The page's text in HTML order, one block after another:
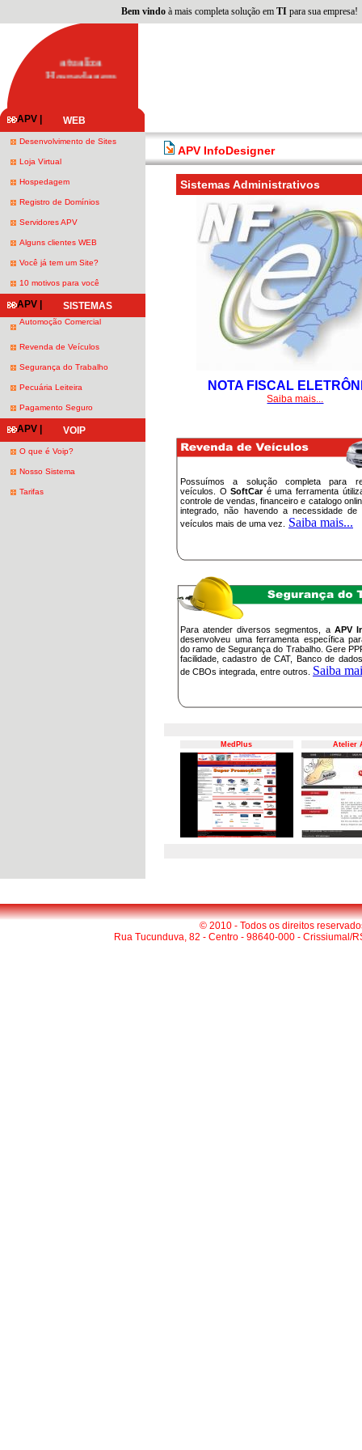
Bem vindo à mais completa solução em TI para sua empresa!
Seu site atualizado
Voc� mesmo
atualiza
Hospedagem
NO BRASIL
APV | WEB
Desenvolvimento de Sites
Loja Virtual
Hospedagem
Registro de Domínios
Servidores APV
Alguns clientes WEB
Você já tem um Site?
10 motivos para você
APV | SISTEMAS
Automoção Comercial
Revenda de Veículos
Segurança do Trabalho
Pecuária Leiteira
Pagamento Seguro
APV | VOIP
O que é Voip?
Nosso Sistema
Tarifas
APV InfoDesigner
Sistemas Administrativos
NOTA FISCAL
Saiba mais...
Possuímos a solução completa para
veículos. OSoftCaré uma ferramenta
controle de vendas, financeiro e catalogo
integrado, não havendo a necessidade
veículos mais de uma vez.
Saiba mais...
Para atender diversos segmentos, a APV
desenvolveu uma ferramenta específica
do ramo de Segurança do Trabalho. Gere
facilidade, cadastro de CAT, Banco de
de CBOs integrada, entre outros. Saiba
MedPlus Atelier
© 2010 - Todos os direitos
Rua Tucunduva, 82 - Centro - 98640-000 - Crissiumal/